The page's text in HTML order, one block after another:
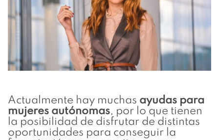
Actualmente hay muchas ayudas para
mujeres autónomas, por lo que tienen
la posibilidad de disfrutar de distintas
oportunidades para conseguir la